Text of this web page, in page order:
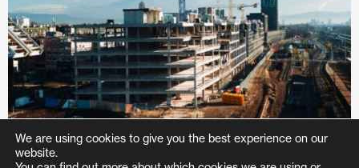
We are using cookies to give you the best experience on our
website.